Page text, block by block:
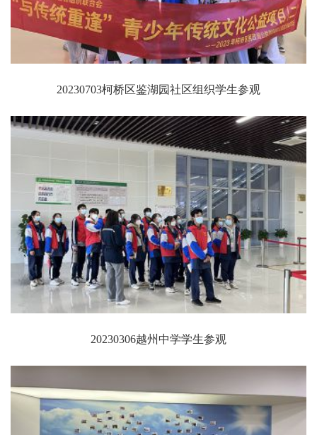
20230703柯桥区鉴湖园社区组织学生参观
20230306越州中学学生参观